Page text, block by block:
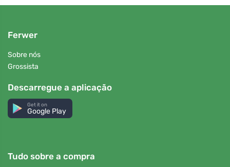
Ferwer
Sobre nós
Grossista
Descarregue a aplicação
Get it on
Google Play
Tudo sobre a compra